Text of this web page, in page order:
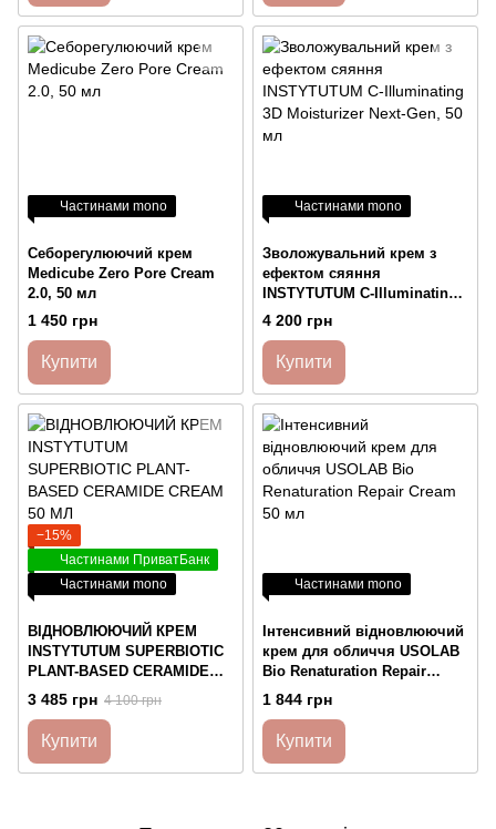
Частинами mono
Себорегулюючий крем
Medicube Zero Pore Cream
2.0, 50 мл
1 450 грн
Купити
Частинами mono
Зволожувальний крем з
ефектом сяяння
INSTYTUTUM C-Illuminating
3D Moisturizer Next-Gen, 50
4 200 грн
Купити
−15%
Частинами ПриватБанк
Частинами mono
ВІДНОВЛЮЮЧИЙ КРЕМ
INSTYTUTUM SUPERBIOTIC
PLANT-BASED CERAMIDE
CREAM 50 МЛ
3 485 грн 4 100 грн
Купити
Частинами mono
Інтенсивний відновлюючий
крем для обличчя USOLAB
Bio Renaturation Repair
Cream 50 мл
1 844 грн
Купити